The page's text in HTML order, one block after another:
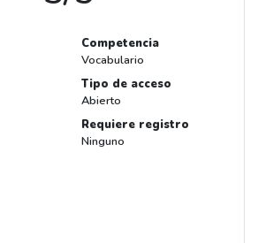
Competencia
Vocabulario
Tipo de acceso
Abierto
Requiere registro
Ninguno